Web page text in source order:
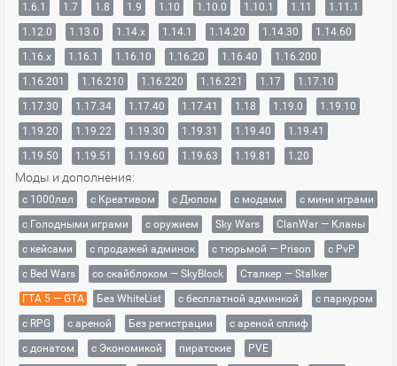
1.6.1
1.7 1.8 1.9 1.10 1.10.0 1.10.1 1.11
1.11.1
1.12.0
1.13.0 1.14.x 1.14.1 1.14.20 1.14.30
1.14.60
1.16.x
1.16.1 1.16.10 1.16.20 1.16.40
1.16.200
1.16.201
1.16.210 1.16.220 1.16.221 1.17
1.17.10
1.17.30
1.17.34 1.17.40 1.17.41 1.18 1.19.0
1.19.10
1.19.20
1.19.22 1.19.30 1.19.31 1.19.40
1.19.41
1.19.50
1.19.51 1.19.60 1.19.63 1.19.81 1.20
Моды и дополнения:
с 1000лвл c Креативом с Дюпом с модами
с мини играми
с Голодными играми
с оружием Sky Wars
ClanWar — Кланы
с кейсами
с продажей админок с тюрьмой — Prison
с PvP
с Bed Wars
со скайблоком — SkyBlock
Сталкер — Stalker
ГТА 5 — GTA
Без WhiteList с бесплатной админкой
с паркуром
с RPG
с ареной Без регистрации
с ареной сплиф
с донатом
с Экономикой пиратские
PVE